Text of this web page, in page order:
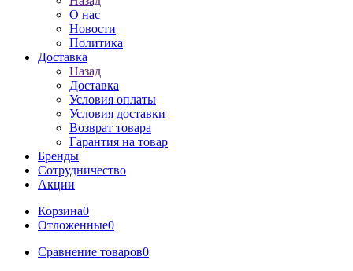
О нас
Новости
Политика
Доставка
Назад
Доставка
Условия оплаты
Условия доставки
Возврат товара
Гарантия на товар
Бренды
Сотрудничество
Акции
Корзина0
Отложенные0
Сравнение товаров0